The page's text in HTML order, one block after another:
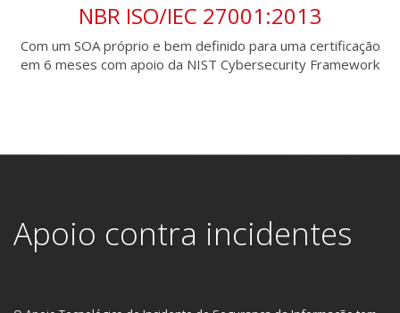
NBR ISO/IEC 27001:2013
Com um SOA próprio e bem definido para uma certificação
em 6 meses com apoio da NIST Cybersecurity Framework
Apoio contra incidentes